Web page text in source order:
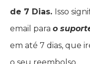
de 7 Dias. Isso
email para o
em até 7 dias, que